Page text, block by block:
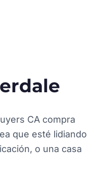
CA compra
que esté lidiando
o una casa